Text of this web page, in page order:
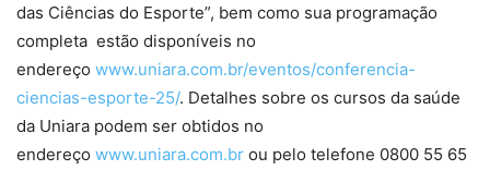
das Ciências do Esporte”, bem como sua programação
completa estão disponíveis no
endereço www.uniara.com.br/eventos/conferencia-
ciencias-esporte-25/. Detalhes sobre os cursos da saúde
da Uniara podem ser obtidos no
endereço www.uniara.com.br ou pelo telefone 0800 55 65